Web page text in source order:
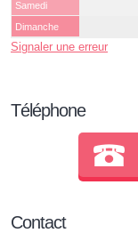
Samedi
Dimanche
Signaler une erreur
Téléphone
Contact